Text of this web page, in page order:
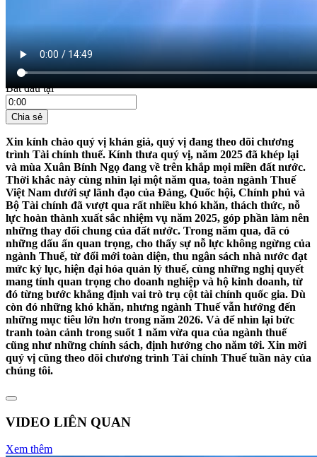
Bắt đầu tại
Chia sẻ
Xin kính chào quý vị khán giả, quý vị đang theo dõi chương
trình Tài chính thuế. Kính thưa quý vị, năm 2025 đã khép lại
và mùa Xuân Bính Ngọ đang về trên khắp mọi miền đất nước.
Thời khắc này cùng nhìn lại một năm qua, toàn ngành Thuế
Việt Nam dưới sự lãnh đạo của Đảng, Quốc hội, Chính phủ và
Bộ Tài chính đã vượt qua rất nhiều khó khăn, thách thức, nỗ
lực hoàn thành xuất sắc nhiệm vụ năm 2025, góp phần làm nên
những thay đổi chung của đất nước. Trong năm qua, đã có
những dấu ấn quan trọng, cho thấy sự nỗ lực không ngừng của
ngành Thuế, từ đổi mới toàn diện, thu ngân sách nhà nước đạt
mức kỷ lục, hiện đại hóa quản lý thuế, cùng những nghị quyết
mang tính quan trọng cho doanh nghiệp và hộ kinh doanh, từ
đó từng bước khẳng định vai trò trụ cột tài chính quốc gia. Dù
còn đó những khó khăn, nhưng ngành Thuế vẫn hướng đến
những mục tiêu lớn hơn trong năm 2026. Và để nhìn lại bức
tranh toàn cảnh trong suốt 1 năm vừa qua của ngành thuế
cũng như những chính sách, định hướng cho năm tới. Xin mời
quý vị cũng theo dõi chương trình Tài chính Thuế tuần này của
chúng tôi.
VIDEO LIÊN QUAN
Xem thêm